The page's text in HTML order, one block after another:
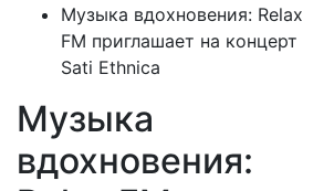
Музыка вдохновения: Relax
FM приглашает на концерт
Sati Ethnica
Музыка
вдохновения: